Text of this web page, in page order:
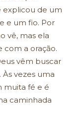
explicou de um
e um fio. Por
vê, mas ela
com a oração.
vêm buscar
Às vezes uma
muita fé e é
caminhada